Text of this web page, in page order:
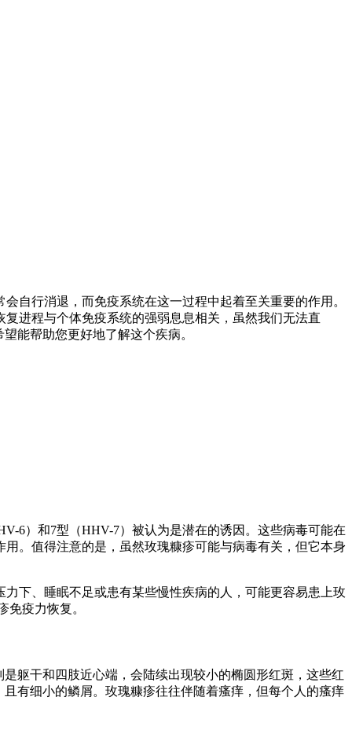
自行消退，而免疫系统在这一过程中起着至关重要的作用。
进程与个体免疫系统的强弱息息相关，虽然我们无法直
能帮助您更好地了解这个疾病。
6）和7型（HHV-7）被认为是潜在的诱因。这些病毒可能在
。值得注意的是，虽然玫瑰糠疹可能与病毒有关，但它本身
下、睡眠不足或患有某些慢性疾病的人，可能更容易患上玫
疫力恢复。
躯干和四肢近心端，会陆续出现较小的椭圆形红斑，这些红
有细小的鳞屑。玫瑰糠疹往往伴随着瘙痒，但每个人的瘙痒